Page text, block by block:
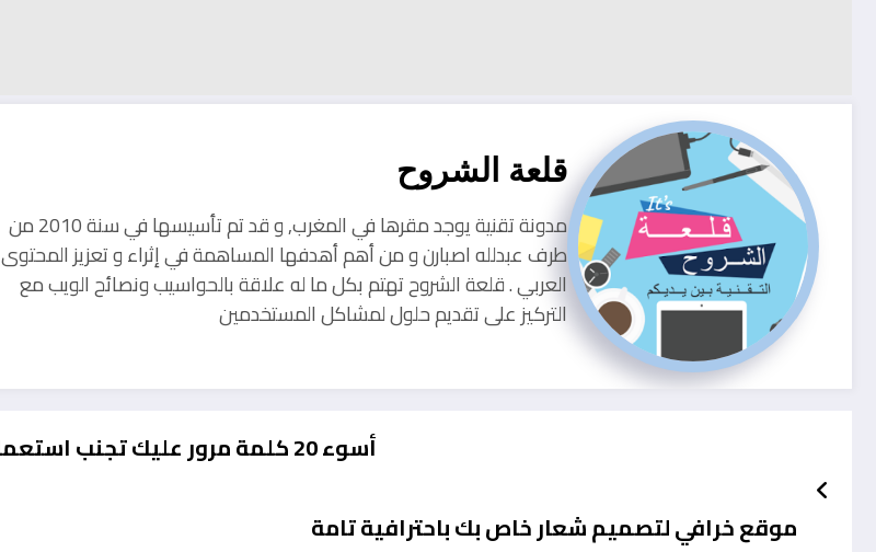
قلعة الشروح
مدونة تقنية يوجد مقرها في المغرب, و قد تم تأسيسها في سنة 2010 من
طرف عبدلله اصبارن و من أهم أهدفها المساهمة في إثراء و تعزيز المحتوى
العربي . قلعة الشروح تهتم بكل ما له علاقة بالحواسيب ونصائح الويب مع
التركيز على تقديم حلول لمشاكل المستخدمين
أسوء 20 كلمة مرور عليك تجنب استعمالها
موقع خرافي لتصميم شعار خاص بك باحترافية تامة